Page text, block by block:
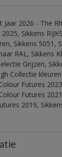
Jaar 2026 - The
Sikkens
Sikkens 5051,
RAL, Sikkens
Grijzen,
Collectie
Futures
Futures
2019,